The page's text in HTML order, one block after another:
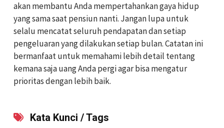
akan membantu Anda mempertahankan gaya hidup
yang sama saat pensiun nanti. Jangan lupa untuk
selalu mencatat seluruh pendapatan dan setiap
pengeluaran yang dilakukan setiap bulan. Catatan ini
bermanfaat untuk memahami lebih detail tentang
kemana saja uang Anda pergi agar bisa mengatur
prioritas dengan lebih baik.
Kata Kunci / Tags